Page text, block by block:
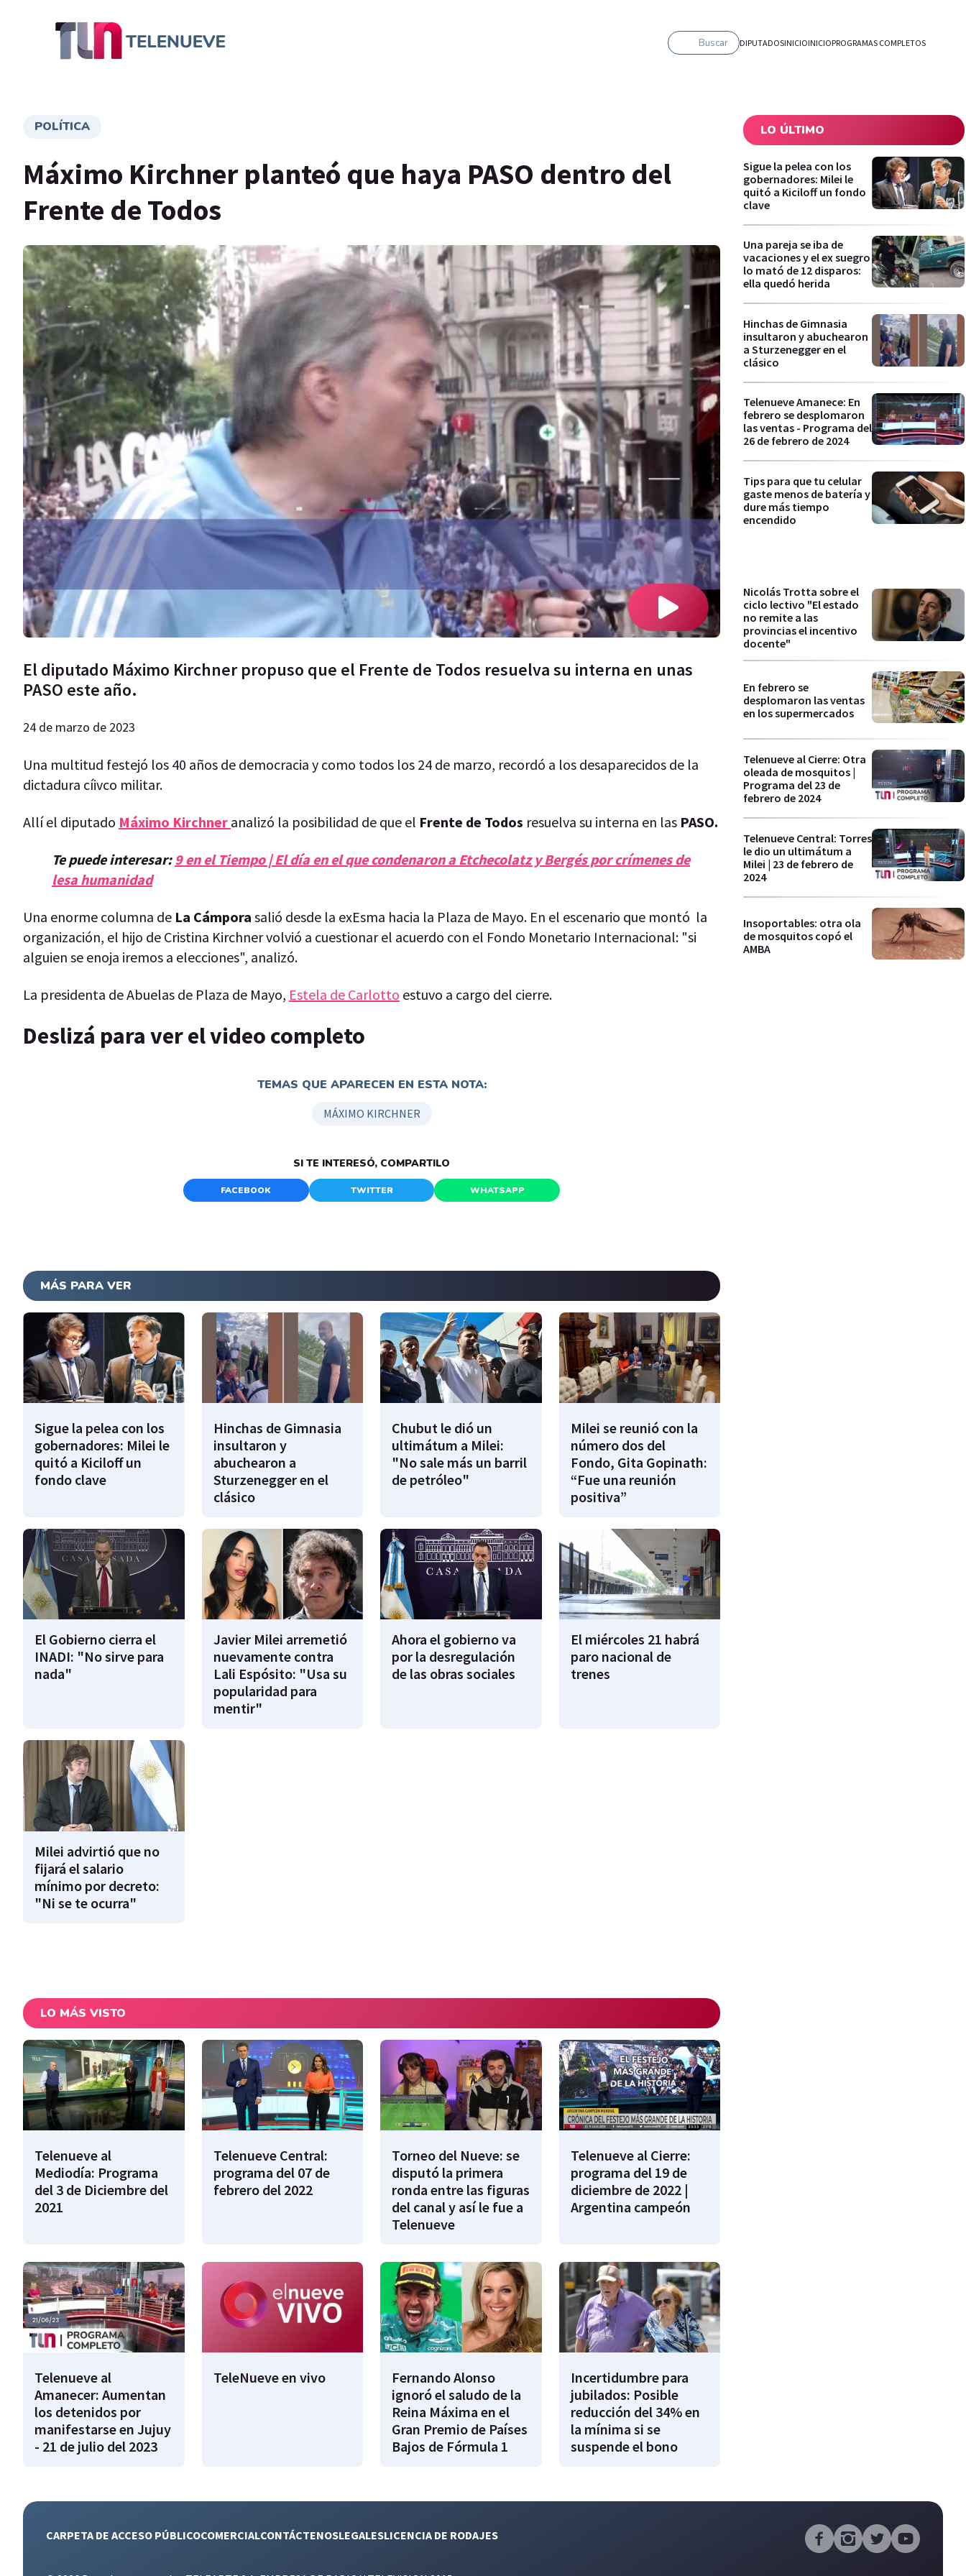
Buscar DIPUTADOSINICIOINICIOPROGRAMAS COMPLETOS
POLÍTICA
Máximo Kirchner planteó que haya PASO dentro del
Frente de Todos
El diputado Máximo Kirchner propuso que el Frente de Todos resuelva su interna en unas
PASO este año.
24 de marzo de 2023
Una multitud festejó los 40 años de democracia y como todos los 24 de marzo, recordó a los desaparecidos de la
dictadura cíivco militar.
Allí el diputado Máximo Kirchner analizó la posibilidad de que el Frente de Todos resuelva su interna en las PASO.
Te puede interesar:9 en el Tiempo | El día en el que condenaron a Etchecolatz y Bergés por crímenes de
lesa humanidad
Una enorme columna de La Cámpora salió desde la exEsma hacia la Plaza de Mayo. En el escenario que montó la
organización, el hijo de Cristina Kirchner volvió a cuestionar el acuerdo con el Fondo Monetario Internacional: "si
alguien se enoja iremos a elecciones", analizó.
La presidenta de Abuelas de Plaza de Mayo, Estela de Carlotto estuvo a cargo del cierre.
Deslizá para ver el video completo
TEMAS QUE APARECEN EN ESTA NOTA:
MÁXIMO KIRCHNER
SI TE INTERESÓ, COMPARTILO
FACEBOOK TWITTER WHATSAPP
MÁS PARA VER
Sigue la pelea con los
gobernadores: Milei le
quitó a Kiciloff un
fondo clave
Hinchas de Gimnasia
insultaron y
abuchearon a
Sturzenegger en el
clásico
Chubut le dió un
ultimátum a Milei:
"No sale más un barril
de petróleo"
Milei se reunió con la
número dos del
Fondo, Gita Gopinath:
“Fue una reunión
positiva”
El Gobierno cierra el
INADI: "No sirve para
nada"
Javier Milei arremetió
nuevamente contra
Lali Espósito: "Usa su
popularidad para
mentir"
Ahora el gobierno va
por la desregulación
de las obras sociales
El miércoles 21 habrá
paro nacional de
trenes
Milei advirtió que no
fijará el salario
mínimo por decreto:
"Ni se te ocurra"
LO MÁS VISTO
Telenueve al
Mediodía: Programa
del 3 de Diciembre del
2021
Telenueve Central:
programa del 07 de
febrero del 2022
Torneo del Nueve: se
disputó la primera
ronda entre las figuras
del canal y así le fue a
Telenueve
Telenueve al Cierre:
programa del 19 de
diciembre de 2022 |
Argentina campeón
Telenueve al
Amanecer: Aumentan
los detenidos por
manifestarse en Jujuy
- 21 de julio del 2023
TeleNueve en vivo
Fernando Alonso
ignoró el saludo de la
Reina Máxima en el
Gran Premio de Países
Bajos de Fórmula 1
Incertidumbre para
jubilados: Posible
reducción del 34% en
la mínima si se
suspende el bono
LO ÚLTIMO
Sigue la pelea con los
gobernadores: Milei le
quitó a Kiciloff un fondo
clave
Una pareja se iba de
vacaciones y el ex suegro
lo mató de 12 disparos:
ella quedó herida
Hinchas de Gimnasia
insultaron y abuchearon
a Sturzenegger en el
clásico
Telenueve Amanece: En
febrero se desplomaron
las ventas - Programa del
26 de febrero de 2024
Tips para que tu celular
gaste menos de batería y
dure más tiempo
encendido
Nicolás Trotta sobre el
ciclo lectivo "El estado
no remite a las
provincias el incentivo
docente"
En febrero se
desplomaron las ventas
en los supermercados
Telenueve al Cierre: Otra
oleada de mosquitos |
Programa del 23 de
febrero de 2024
Telenueve Central: Torres
le dio un ultimátum a
Milei | 23 de febrero de
2024
Insoportables: otra ola
de mosquitos copó el
AMBA
CARPETA DE ACCESO PÚBLICOCOMERCIALCONTÁCTENOSLEGALESLICENCIA DE RODAJES